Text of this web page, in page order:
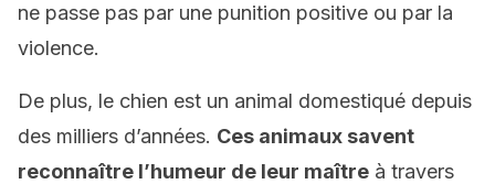
ne passe pas par une punition positive ou par la
violence.
De plus, le chien est un animal domestiqué depuis
des milliers d’années. Ces animaux savent
reconnaître l’humeur de leur maître à travers